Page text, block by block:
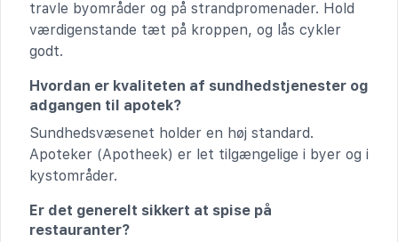
travle byområder og på strandpromenader. Hold
værdigenstande tæt på kroppen, og lås cykler
godt.
Hvordan er kvaliteten af sundhedstjenester og
adgangen til apotek?
Sundhedsvæsenet holder en høj standard.
Apoteker (Apotheek) er let tilgængelige i byer og i
kystområder.
Er det generelt sikkert at spise på
restauranter?